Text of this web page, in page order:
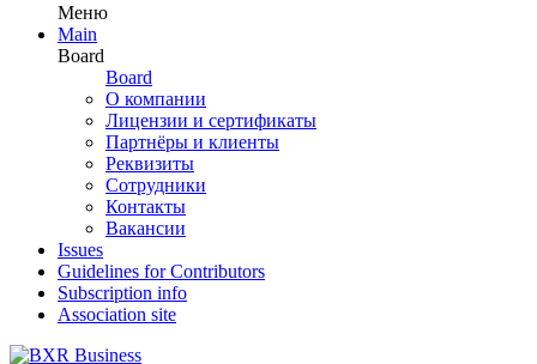
Меню
Main
Board
Board
О компании
Лицензии и сертификаты
Партнёры и клиенты
Реквизиты
Сотрудники
Контакты
Вакансии
Issues
Guidelines for Contributors
Subscription info
Association site